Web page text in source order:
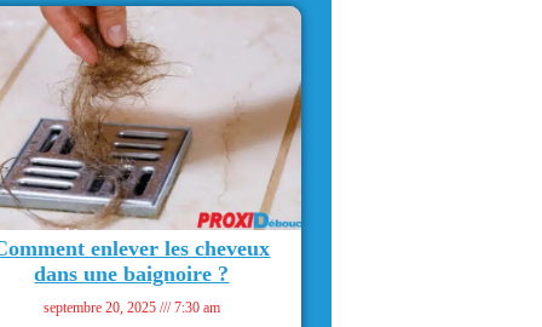
enlever les cheveux
dans une baignoire ?
septembre 20, 2025 7:30 am